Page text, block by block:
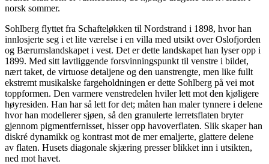
norsk sommer.
Sohlberg flyttet fra Schafteløkken til Nordstrand i 1898, hvor han
innlosjerte seg i et lite værelse i en villa med utsikt over Oslofjorden
og Bærumslandskapet i vest. Det er dette landskapet han lyser opp i
1899. Med sitt lavtliggende forsvinningspunkt til venstre i bildet,
nært taket, de virtuose detaljene og den uanstrengte, men like fullt
ekstremt musikalske fargeholdningen er dette Sohlberg på vei mot
toppformen. Den varmere venstredelen hviler lett mot den kjøligere
høyresiden. Han har så lett for det; måten han maler tynnere i delene
hvor han modellerer sjøen, så den granulerte lerretsflaten bryter
gjennom pigmentfernisset, hisser opp havoverflaten. Slik skaper han
diskré dynamikk og kontrast mot de mer emaljerte, glattere delene
av flaten. Husets diagonale skjæring presser blikket inn i utsikten,
ned mot havet.